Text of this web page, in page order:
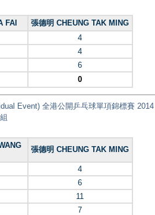
FAI
張德明 CHEUNG TAK MING
4
4
6
0
Event) 全港公開乒乓球單項錦標賽 2014
張德明 CHEUNG TAK MING
4
6
11
7